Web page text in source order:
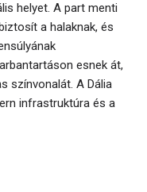
helyet. A part menti
a halaknak, és
esnek át,
színvonalát. A Dália
infrastruktúra és a